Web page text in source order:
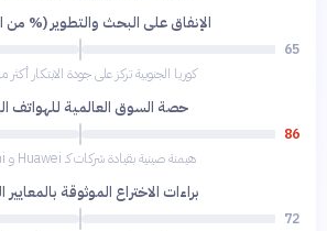
الإنفاق على البحث والتطوير (% من
65
كوريا الجنوبية تركز على جودة الابتكار
حصة السوق العالمية للهواتف
86
هيمنة صينية بقيادة شركات كـ Huawei و Xiaomi
براءات الاختراع الموثوقة بالمعايير
72